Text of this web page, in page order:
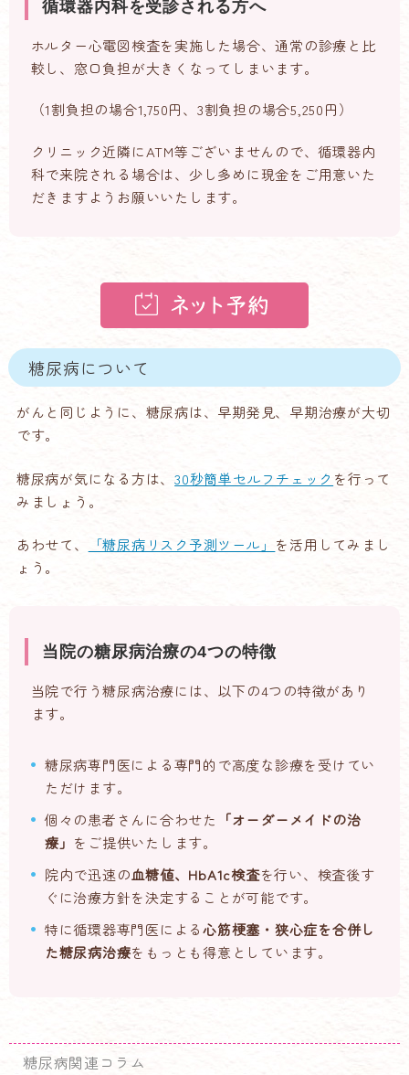
循環器内科を受診される方へ
ホルター心電図検査を実施した場合、通常の診療と比
較し、窓口負担が大きくなってしまいます。
（1割負担の場合1,750円、3割負担の場合5,250円）
クリニック近隣にATM等ございませんので、循環器内
科で来院される場合は、少し多めに現金をご用意いた
だきますようお願いいたします。
糖尿病について
がんと同じように、糖尿病は、早期発見、早期治療が大切
です。
糖尿病が気になる方は、30秒簡単セルフチェック を行って
みましょう。
あわせて、 「糖尿病リスク予測ツール」 を活用してみまし
ょう。
当院の糖尿病治療の4つの特徴
当院で行う糖尿病治療には、以下の4つの特徴があり
ます。
糖尿病専門医による専門的で高度な診療を受けてい
ただけます。
個々の患者さんに合わせた
「オーダーメイドの治
療」 をご提供いたします。
院内で迅速の血糖値、HbA1c検査を行い、検査後す
ぐに治療方針を決定することが可能です。
特に循環器専門医による心筋梗塞・狭心症を合併し
た糖尿病治療をもっとも得意としています。
糖尿病関連コラム